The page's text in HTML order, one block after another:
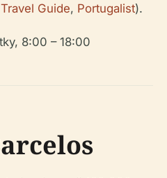
Guide, Portugalist).
8:00 – 18:00